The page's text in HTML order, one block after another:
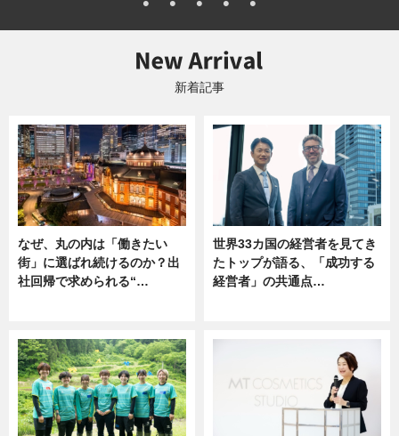
新着記事
なぜ、丸の内は「働きたい
街」に選ばれ続けるのか？出
社回帰で求められる“…
世界33カ国の経営者を見てき
たトップが語る、「成功する
経営者」の共通点…